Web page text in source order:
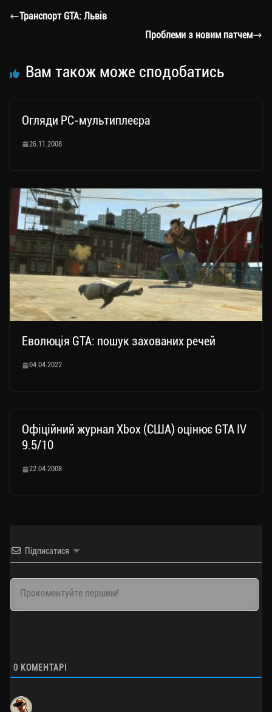
a
er ok
ти
Транспорт GTA: Львів
Проблеми з новим патчем
Вам також може сподобатись
Огляди PC-мультиплеєра
26.11.2008
Еволюція GTA: пошук захованих речей
04.04.2022
Офіційний журнал Xbox (США) оцінює GTA IV
9.5/10
22.04.2008
Підписатися
0 КОМЕНТАРІ